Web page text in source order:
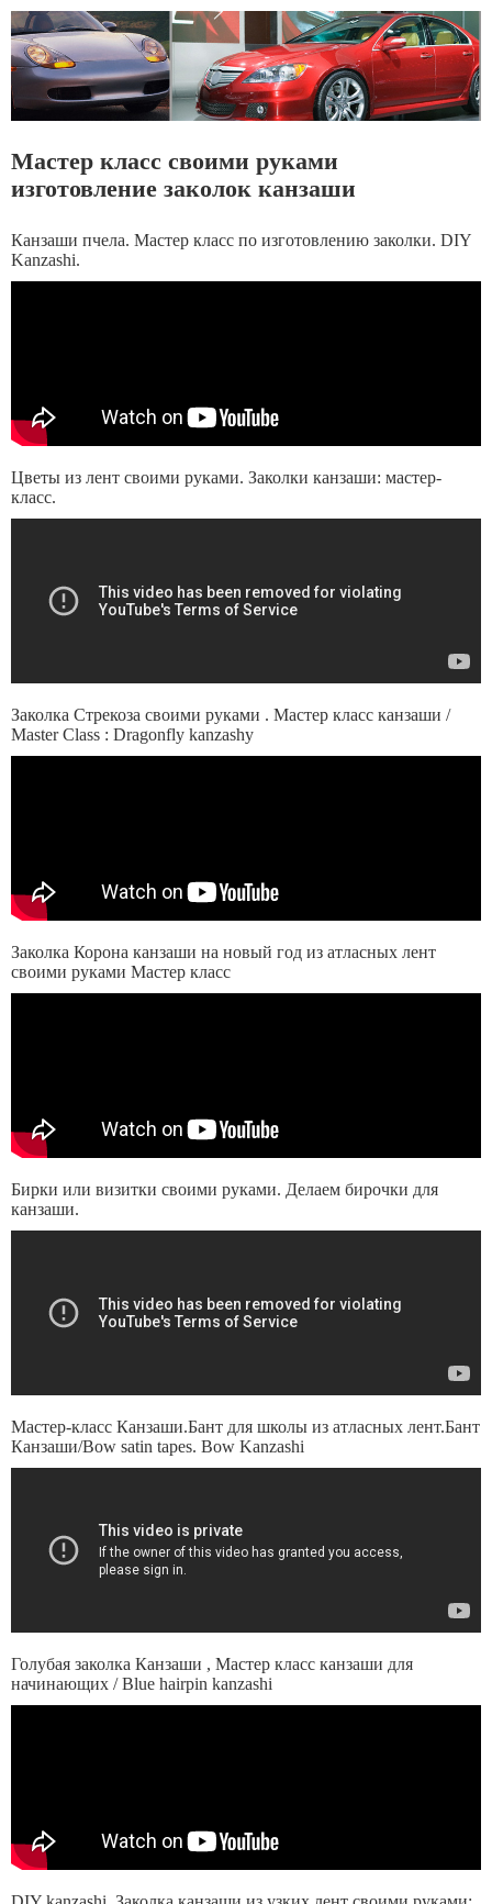
Мастер класс своими руками
изготовление заколок канзаши
Канзаши пчела. Мастер класс по изготовлению заколки. DIY
Kanzashi.
Цветы из лент своими руками. Заколки канзаши: мастер-
класс.
Заколка Стрекоза своими руками . Мастер класс канзаши /
Master Class : Dragonfly kanzashy
Заколка Корона канзаши на новый год из атласных лент
своими руками Мастер класс
Бирки или визитки своими руками. Делаем бирочки для
канзаши.
Мастер-класс Канзаши.Бант для школы из атласных лент.Бант
Канзаши/Bow satin tapes. Bow Kanzashi
Голубая заколка Канзаши , Мастер класс канзаши для
начинающих / Blue hairpin kanzashi